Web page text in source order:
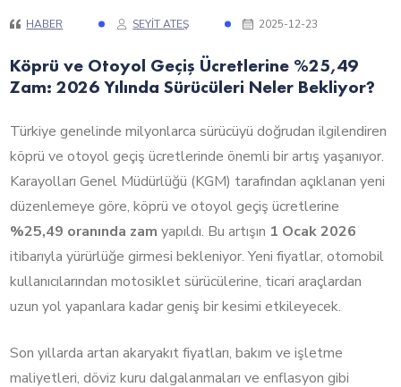
HABER SEYIT ATEŞ 2025-12-23
Köprü ve Otoyol Geçiş Ücretlerine %25,49
Zam: 2026 Yılında Sürücüleri Neler Bekliyor?
Türkiye genelinde milyonlarca sürücüyü doğrudan ilgilendiren
köprü ve otoyol geçiş ücretlerinde önemli bir artış yaşanıyor.
Karayolları Genel Müdürlüğü (KGM) tarafından açıklanan yeni
düzenlemeye göre, köprü ve otoyol geçiş ücretlerine
%25,49 oranında zam yapıldı. Bu artışın 1 Ocak 2026
itibarıyla yürürlüğe girmesi bekleniyor. Yeni fiyatlar, otomobil
kullanıcılarından motosiklet sürücülerine, ticari araçlardan
uzun yol yapanlara kadar geniş bir kesimi etkileyecek.
Son yıllarda artan akaryakıt fiyatları, bakım ve işletme
maliyetleri, döviz kuru dalgalanmaları ve enflasyon gibi